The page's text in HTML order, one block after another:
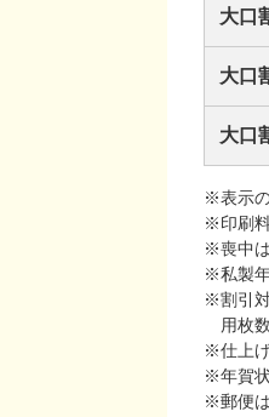
大口
大口
大口
※表示
※印刷
※喪中
※私製
※割引
用枚
※仕上
※年賀
※郵便